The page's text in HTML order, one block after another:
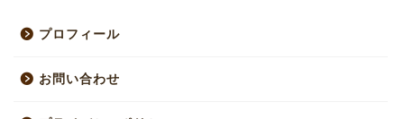
プロフィール
お問い合わせ